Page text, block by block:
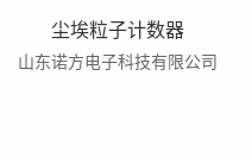
尘埃粒子计数器
山东诺方电子科技有限公司